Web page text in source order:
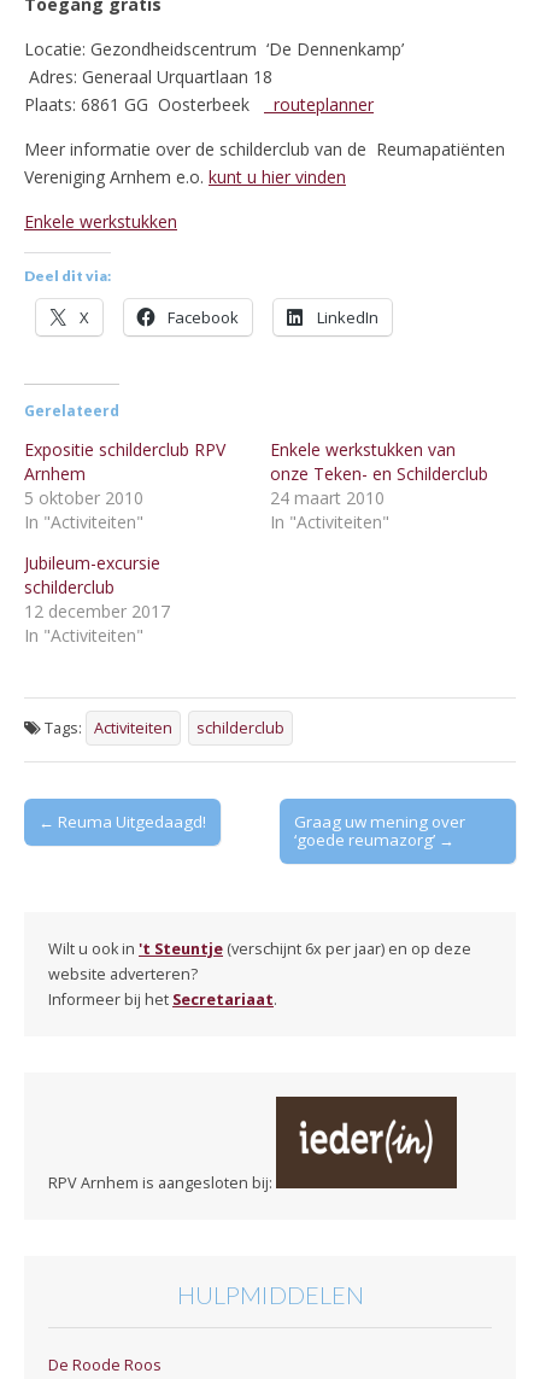
Locatie: Gezondheidscentrum ‘De Dennenkamp’
Adres: Generaal Urquartlaan 18
Plaats: 6861 GG Oosterbeek
routeplanner
Meer informatie over de schilderclub van de Reumapatiënten
Vereniging Arnhem e.o. kunt u hier vinden
Enkele werkstukken
Deel dit via:
X Facebook LinkedIn
Gerelateerd
Expositie schilderclub RPV
Arnhem
5 oktober 2010
In "Activiteiten"
Enkele werkstukken van
onze Teken- en Schilderclub
24 maart 2010
In "Activiteiten"
Jubileum-excursie
schilderclub
12 december 2017
In "Activiteiten"
Tags: Activiteiten schilderclub
Post
navigation
← Reuma Uitgedaagd!
Graag uw mening over
‘goede reumazorg’ →
Wilt u ook in 't Steuntje (verschijnt 6x per jaar) en op deze
website adverteren?
Informeer bij het Secretariaat.
RPV Arnhem is aangesloten bij:
HULPMIDDELEN
De Roode Roos